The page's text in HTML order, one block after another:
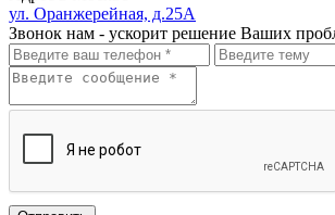
ул. Оранжерейная, д.25А
Звонок нам - ускорит решение Ваших